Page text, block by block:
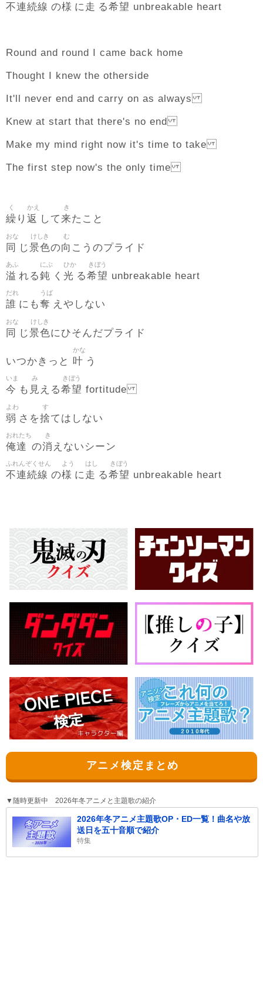
不連続線 の様 に走 る希望 unbreakable heart
Round and round I came back home
Thought I knew the otherside
It'll never end and carry on as always
Knew at start that there's no end
Make my mind right now it's time to take
The first step now's the only time
繰
く
り 返
かえ
して来
き
たこと
同
おな
じ景色
けしき
の向
む
こうのプライド
溢
あふ
れる鈍
にぶ
く 光
ひか
る希望
きぼう
unbreakable heart
誰
だれ
にも奪
うば
えやしない
同
おな
じ景色
けしき
にひそんだプライド
いつかきっと 叶
かな
う
今
いま
も 見
み
える希望
きぼう
fortitude
弱
よわ
さを捨
す
てはしない
俺達
おれたち
の消
き
えないシーン
不連続線
ふれんぞくせん
の様
よう
に走
はし
る希望
きぼう
unbreakable heart
アニメ検定まとめ
▼随時更新中 2026年冬アニメと主題歌の紹介
2026年冬アニメ主題歌OP・ED一覧！曲名や放
送日を五十音順で紹介
特集